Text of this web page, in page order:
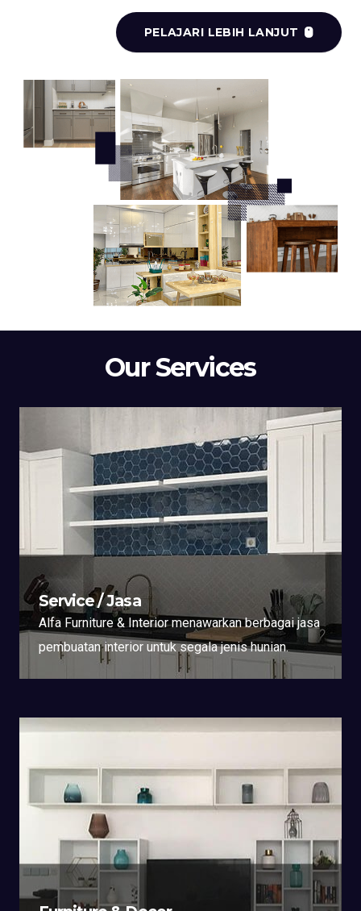
PELAJARI LEBIH LANJUT
Our Services
Service / Jasa
Alfa Furniture & Interior menawarkan berbagai jasa
pembuatan interior untuk segala jenis hunian.